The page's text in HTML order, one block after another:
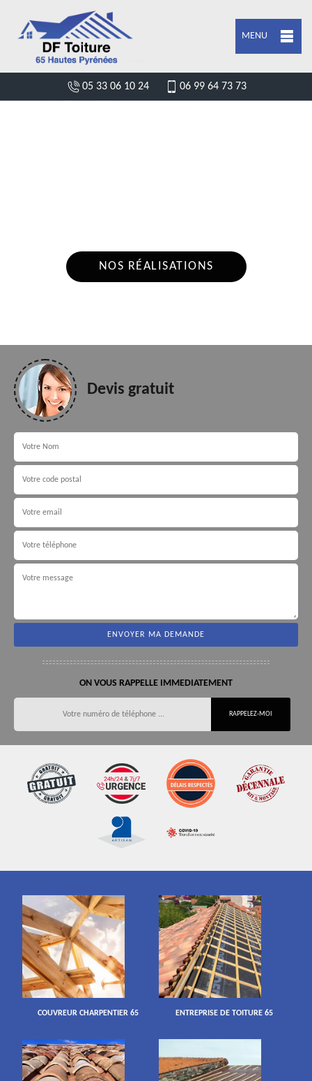
MENU
05 33 06 10 24 06 99 64 73 73
NOS RÉALISATIONS
Devis gratuit
ON VOUS RAPPELLE IMMEDIATEMENT
COUVREUR CHARPENTIER 65 ENTREPRISE DE TOITURE 65